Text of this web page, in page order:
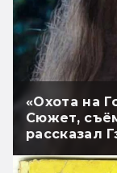
«Охота на
Сюжет,
рассказал